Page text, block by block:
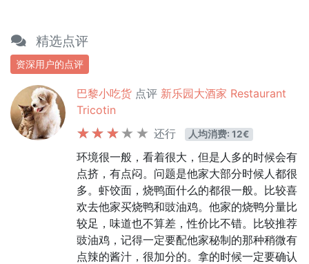
精选点评
资深用户的点评
巴黎小吃货 点评 新乐园大酒家 Restaurant
Tricotin
还行
人均消费: 12€
环境很一般，看着很大，但是人多的时候会有
点挤，有点闷。问题是他家大部分时候人都很
多。虾饺面，烧鸭面什么的都很一般。比较喜
欢去他家买烧鸭和豉油鸡。他家的烧鸭分量比
较足，味道也不算差，性价比不错。比较推荐
豉油鸡，记得一定要配他家秘制的那种稍微有
点辣的酱汁，很加分的。拿的时候一定要确认